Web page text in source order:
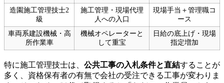
造園施工管理技士2
級
施工管理・現場代理
人への入口
現場手当＋管理職コ
ース
車両系建設機械・高
所作業車
機械オペレーターと
して重宝
日給の底上げ・現場
指定増加
特に施工管理技士は、 公共工事の入札条件と直結することが
多く、資格保有者の有無で会社の受注できる工事が変わりま